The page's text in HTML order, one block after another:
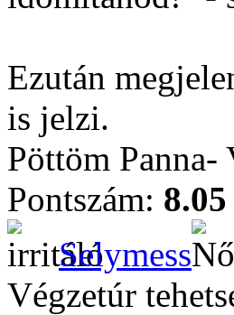
Ezután
is jelzi.
Pöttöm Panna-
Pontszám: 8.05
Selymess
Végzetúr